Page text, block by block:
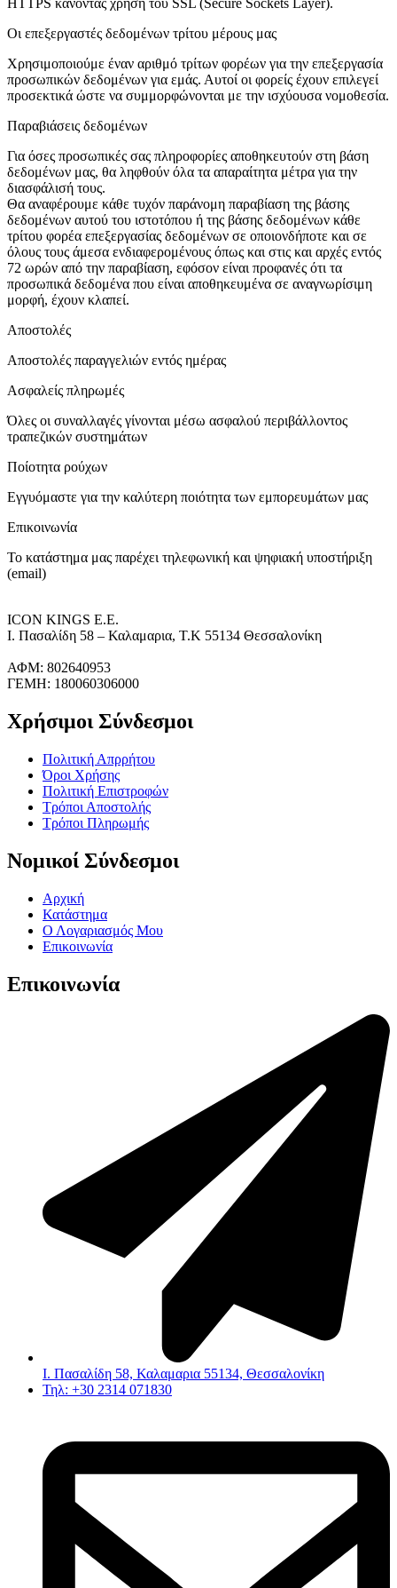
HTTPS κάνοντας χρήση του SSL (Secure Sockets Layer).
Οι επεξεργαστές δεδομένων τρίτου μέρους μας
Χρησιμοποιούμε έναν αριθμό τρίτων φορέων για την επεξεργασία
προσωπικών δεδομένων για εμάς. Αυτοί οι φορείς έχουν επιλεγεί
προσεκτικά ώστε να συμμορφώνονται με την ισχύουσα νομοθεσία.
Παραβιάσεις δεδομένων
Για όσες προσωπικές σας πληροφορίες αποθηκευτούν στη βάση
δεδομένων μας, θα ληφθούν όλα τα απαραίτητα μέτρα για την
διασφάλισή τους.
Θα αναφέρουμε κάθε τυχόν παράνομη παραβίαση της βάσης
δεδομένων αυτού του ιστοτόπου ή της βάσης δεδομένων κάθε
τρίτου φορέα επεξεργασίας δεδομένων σε οποιονδήποτε και σε
όλους τους άμεσα ενδιαφερομένους όπως και στις και αρχές εντός
72 ωρών από την παραβίαση, εφόσον είναι προφανές ότι τα
προσωπικά δεδομένα που είναι αποθηκευμένα σε αναγνωρίσιμη
μορφή, έχουν κλαπεί.
Αποστολές
Αποστολές παραγγελιών εντός ημέρας
Ασφαλείς πληρωμές
Όλες οι συναλλαγές γίνονται μέσω ασφαλού περιβάλλοντος
τραπεζικών συστημάτων
Ποίοτητα ρούχων
Εγγυόμαστε για την καλύτερη ποιότητα των εμπορευμάτων μας
Επικοινωνία
Το κατάστημα μας παρέχει τηλεφωνική και ψηφιακή υποστήριξη
(email)
ICON KINGS Ε.Ε.
Ι. Πασαλίδη 58 – Καλαμαρια, Τ.Κ 55134 Θεσσαλονίκη
ΑΦΜ: 802640953
ΓΕΜΗ: 180060306000
Χρήσιμοι Σύνδεσμοι
Πολιτική Απρρήτου
Όροι Χρήσης
Πολιτική Επιστροφών
Τρόποι Αποστολής
Τρόποι Πληρωμής
Νομικοί Σύνδεσμοι
Αρχική
Κατάστημα
Ο Λογαριασμός Μου
Επικοινωνία
Επικοινωνία
Ι. Πασαλίδη 58, Καλαμαρια 55134, Θεσσαλονίκη
Τηλ: +30 2314 071830